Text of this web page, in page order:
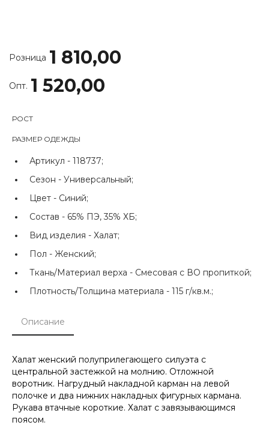
Розница 1 810,00
Опт. 1 520,00
РОСТ
РАЗМЕР ОДЕЖДЫ
Артикул - 118737;
Сезон - Универсальный;
Цвет - Синий;
Состав - 65% ПЭ, 35% ХБ;
Вид изделия - Халат;
Пол - Женский;
Ткань/Материал верха - Смесовая с ВО пропиткой;
Плотность/Толщина материала - 115 г/кв.м.;
Описание
Халат женский полуприлегающего силуэта с
центральной застежкой на молнию. Отложной
воротник. Нагрудный накладной карман на левой
полочке и два нижних накладных фигурных кармана.
Рукава втачные короткие. Халат с завязывающимся
поясом.